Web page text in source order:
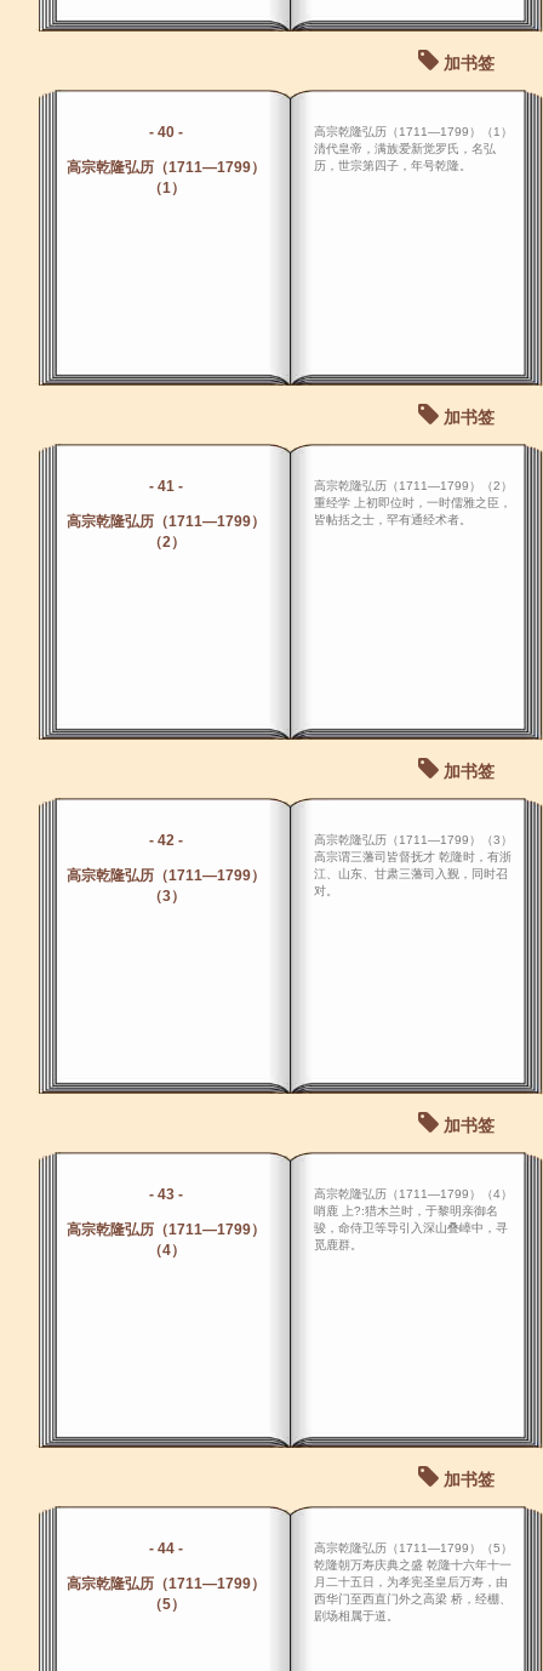
加书签
- 40 -
高宗乾隆弘历（1711―1799）
（1）
高宗乾隆弘历（1711―1799）（1）
清代皇帝，满族爱新觉罗氏，名弘
历，世宗第四子，年号乾隆。
加书签
- 41 -
高宗乾隆弘历（1711―1799）
（2）
高宗乾隆弘历（1711―1799）（2）
重经学 上初即位时，一时儒雅之臣，
皆帖括之士，罕有通经术者。
加书签
- 42 -
高宗乾隆弘历（1711―1799）
（3）
高宗乾隆弘历（1711―1799）（3）
高宗谓三藩司皆督抚才 乾隆时，有浙
江、山东、甘肃三藩司入觐，同时召
对。
加书签
- 43 -
高宗乾隆弘历（1711―1799）
（4）
高宗乾隆弘历（1711―1799）（4）
哨鹿 上?:猎木兰时，于黎明亲御名
骏，命侍卫等导引入深山叠嶂中，寻
觅鹿群。
加书签
- 44 -
高宗乾隆弘历（1711―1799）
（5）
高宗乾隆弘历（1711―1799）（5）
乾隆朝万寿庆典之盛 乾隆十六年十一
月二十五日，为孝宪圣皇后万寿，由
西华门至西直门外之高梁 桥，经棚、
剧场相属于道。